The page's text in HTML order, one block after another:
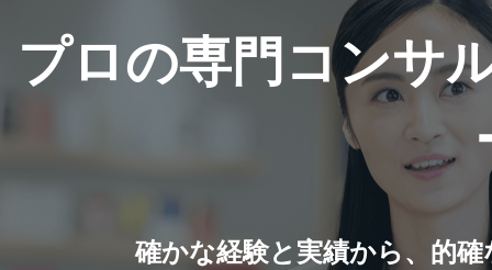
プロの専門コンサ
確かな経験と実績から、的